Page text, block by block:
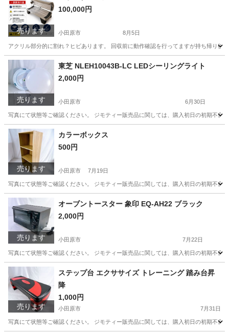
売ります
100,000円
小田原市 8月5日
アクリル部分的に割れ？ヒビあります。 回収前に動作確認を行ってますが持ち帰り
神奈川 小田原市
売ります
東芝 NLEH10043B-LC LEDシーリングライト
2,000円
小田原市 6月30日
写真にて状態等ご確認ください。 ジモティー販売品に関しては、購入初日の初期不
神奈川 小田原市 生活家電
売ります
カラーボックス
500円
小田原市 7月19日
写真にて状態等ご確認ください。 ジモティー販売品に関しては、購入初日の初期不
神奈川 小田原市 収納家具
売ります
オーブントースター 象印 EQ-AH22 ブラック
2,000円
小田原市 7月22日
写真にて状態等ご確認ください。 ジモティー販売品に関しては、購入初日の初期不
神奈川 キッチン家電 象印
売ります
ステップ台 エクササイズ トレーニング 踏み台昇
降
1,000円
小田原市 7月31日
写真にて状態等ご確認ください。 ジモティー販売品に関しては、購入初日の初期不